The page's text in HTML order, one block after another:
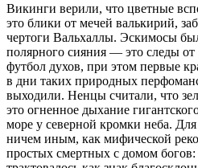
Викинги верили, что цветные
это блики от мечей валькирий,
чертоги Вальхаллы. Эскимосы
полярного сияния — это следы
футбол духов, при этом первые
в дни таких природных
выходили. Ненцы считали, что
это огненное дыхание
море у северной кромки неба.
ничем иным, как мифической
простых смертных с домом богов: